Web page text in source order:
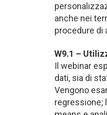
anche nei
procedure di
W9.1 –
Il webinar
dati, sia di
Vengono
regressione;